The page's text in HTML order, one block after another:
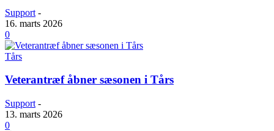
Support -
16. marts 2026
0
Tårs
Veterantræf åbner sæsonen i Tårs
Support -
13. marts 2026
0